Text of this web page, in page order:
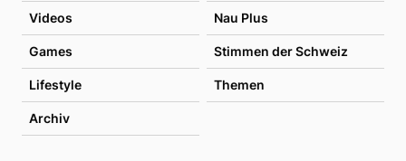
Videos Nau Plus
Games Stimmen der Schweiz
Lifestyle Themen
Archiv